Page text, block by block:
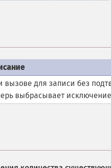
вызове для записи без
выбрасывает